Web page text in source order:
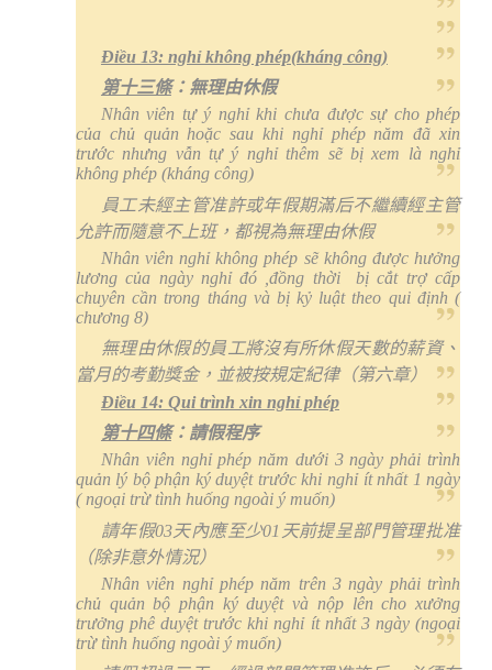
Điều 13: nghỉ không phép(kháng công)
第十三條：無理由休假
Nhân viên tự ý nghỉ khi chưa được sự cho phép
của chủ quản hoặc sau khi nghỉ phép năm đã xin
trước nhưng vẫn tự ý nghỉ thêm sẽ bị xem là nghỉ
không phép (kháng công)
員工未經主管准許或年假期滿后不繼續經主管
允許而隨意不上班，都視為無理由休假
Nhân viên nghỉ không phép sẽ không được hưởng
lương của ngày nghỉ đó ,đồng thời
bị cắt trợ cấp
chuyên cần trong tháng và bị kỷ luật theo qui định (
chương 8)
無理由休假的員工將沒有所休假天數的薪資、
當月的考勤獎金，並被按規定紀律（第六章）
Điều 14: Qui trình xin nghỉ phép
第十四條：請假程序
Nhân viên nghỉ phép năm dưới 3 ngày phải trình
quản lý bộ phận ký duyệt trước khi nghỉ ít nhất 1 ngày
( ngoại trừ tình huống ngoài ý muốn)
請年假03天內應至少01 天前提呈部門管理批准
（除非意外情況）
Nhân viên nghỉ phép năm trên 3 ngày phải trình
chủ quản bộ phận ký duyệt và nộp lên cho xưởng
trưởng phê duyệt trước khi nghỉ ít nhất 3 ngày (ngoại
trừ tình huống ngoài ý muốn)